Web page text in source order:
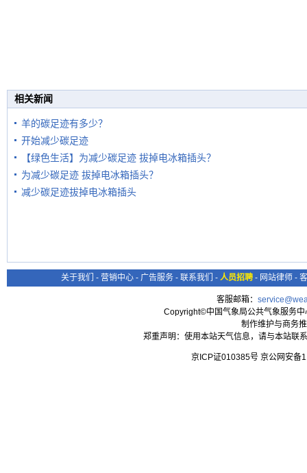
相关新闻
羊的碳足迹有多少？
开始减少碳足迹
【绿色生活】为减少碳足迹 拔掉电冰箱插头？
为减少碳足迹 拔掉电冰箱插头？
减少碳足迹拔掉电冰箱插头
关于我们 - 营销中心 - 广告服务 - 联系我们 - 人员招聘 - 网站律师 -
客服邮箱：
Copyright©中国气象局公共气象服务
制作维护与商务
郑重声明：使用本站天气信息，请与本站联
京ICP证010385号 京公网安备